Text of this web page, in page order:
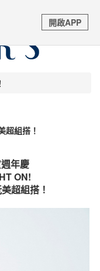
求核對購物資訊 及 信用
並撥打165反詐騙專線
組搭！
年慶
ON!
超組搭！
開啟APP